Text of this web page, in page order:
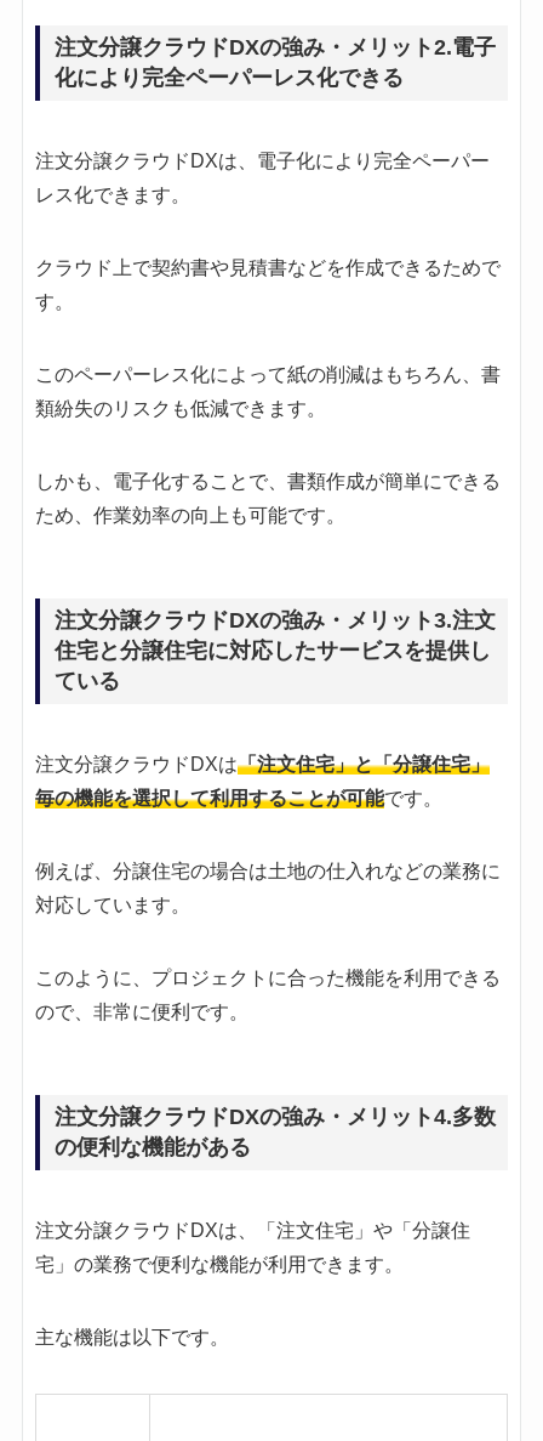
注文分譲クラウドDXの強み・メリット2.電子
化により完全ペーパーレス化できる
注文分譲クラウドDXは、電子化により完全ペーパー
レス化できます。
クラウド上で契約書や見積書などを作成できるためで
す。
このペーパーレス化によって紙の削減はもちろん、書
類紛失のリスクも低減できます。
しかも、電子化することで、書類作成が簡単にできる
ため、作業効率の向上も可能です。
注文分譲クラウドDXの強み・メリット3.注文
住宅と分譲住宅に対応したサービスを提供し
ている
注文分譲クラウドDXは「注文住宅」と「分譲住宅」
毎の機能を選択して利用することが可能です。
例えば、分譲住宅の場合は土地の仕入れなどの業務に
対応しています。
このように、プロジェクトに合った機能を利用できる
ので、非常に便利です。
注文分譲クラウドDXの強み・メリット4.多数
の便利な機能がある
注文分譲クラウドDXは、「注文住宅」や「分譲住
宅」の業務で便利な機能が利用できます。
主な機能は以下です。